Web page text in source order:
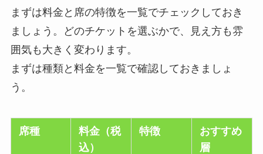
まずは料金と席の特徴を一覧でチェックしておき
ましょう。どのチケットを選ぶかで、見え方も雰
囲気も大きく変わります。
まずは種類と料金を一覧で確認しておきましょ
う。
席種
料金（税
込）
特徴
おすすめ
層